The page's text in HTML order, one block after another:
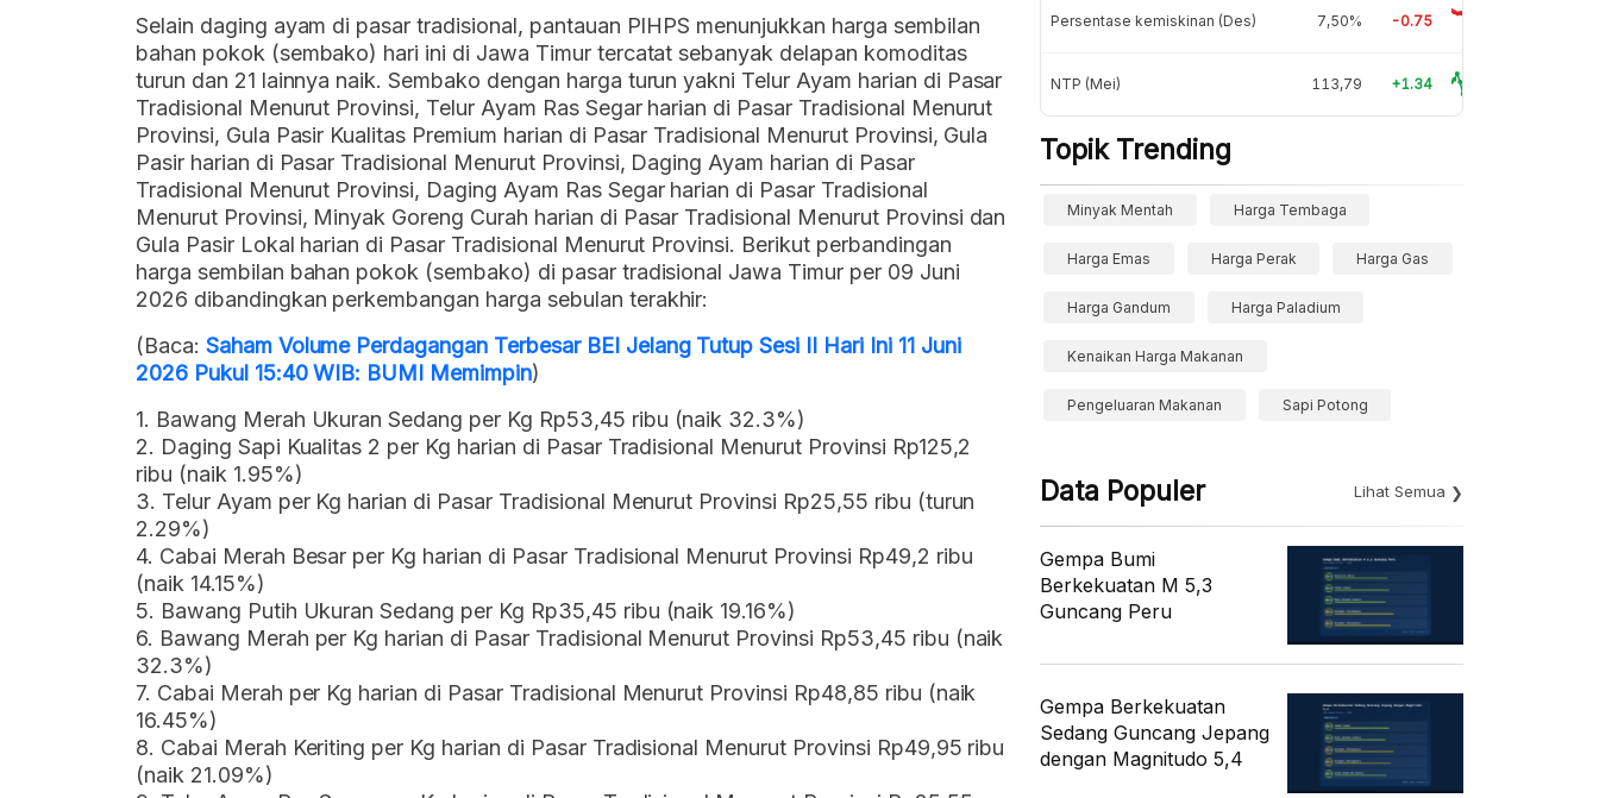
Selain daging ayam di pasar tradisional, pantauan PIHPS menunjukkan harga sembilan
bahan pokok (sembako) hari ini di Jawa Timur tercatat sebanyak delapan komoditas
turun dan 21 lainnya naik. Sembako dengan harga turun yakni Telur Ayam harian di Pasar
Tradisional Menurut Provinsi, Telur Ayam Ras Segar harian di Pasar Tradisional Menurut
Provinsi, Gula Pasir Kualitas Premium harian di Pasar Tradisional Menurut Provinsi, Gula
Pasir harian di Pasar Tradisional Menurut Provinsi, Daging Ayam harian di Pasar
Tradisional Menurut Provinsi, Daging Ayam Ras Segar harian di Pasar Tradisional
Menurut Provinsi, Minyak Goreng Curah harian di Pasar Tradisional Menurut Provinsi dan
Gula Pasir Lokal harian di Pasar Tradisional Menurut Provinsi. Berikut perbandingan
harga sembilan bahan pokok (sembako) di pasar tradisional Jawa Timur per 09 Juni
2026 dibandingkan perkembangan harga sebulan terakhir:
(Baca: Saham Volume Perdagangan Terbesar BEI Jelang Tutup Sesi II Hari Ini 11 Juni
2026 Pukul 15:40 WIB: BUMI Memimpin)
1. Bawang Merah Ukuran Sedang per Kg Rp53,45 ribu (naik 32.3%)
2. Daging Sapi Kualitas 2 per Kg harian di Pasar Tradisional Menurut Provinsi Rp125,2
ribu (naik 1.95%)
3. Telur Ayam per Kg harian di Pasar Tradisional Menurut Provinsi Rp25,55 ribu (turun
2.29%)
4. Cabai Merah Besar per Kg harian di Pasar Tradisional Menurut Provinsi Rp49,2 ribu
(naik 14.15%)
5. Bawang Putih Ukuran Sedang per Kg Rp35,45 ribu (naik 19.16%)
6. Bawang Merah per Kg harian di Pasar Tradisional Menurut Provinsi Rp53,45 ribu (naik
32.3%)
7. Cabai Merah per Kg harian di Pasar Tradisional Menurut Provinsi Rp48,85 ribu (naik
16.45%)
8. Cabai Merah Keriting per Kg harian di Pasar Tradisional Menurut Provinsi Rp49,95 ribu
(naik 21.09%)
Persentase kemiskinan (Des) 7,50% -0.75
NTP (Mei) 113,79 +1.34
Topik Trending
Minyak Mentah Harga Tembaga
Harga Emas Harga Perak Harga Gas
Harga Gandum Harga Paladium
Kenaikan Harga Makanan
Pengeluaran Makanan Sapi Potong
Data Populer Lihat Semua
Gempa Bumi
Berkekuatan M 5,3
Guncang Peru
Gempa Berkekuatan
Sedang Guncang Jepang
dengan Magnitudo 5,4